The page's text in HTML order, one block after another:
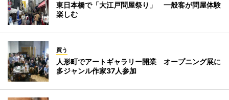
東日本橋で「大江戸問屋祭り」 一般客が問屋体験
楽しむ
買う
人形町でアートギャラリー開業 オープニング展に
多ジャンル作家37人参加